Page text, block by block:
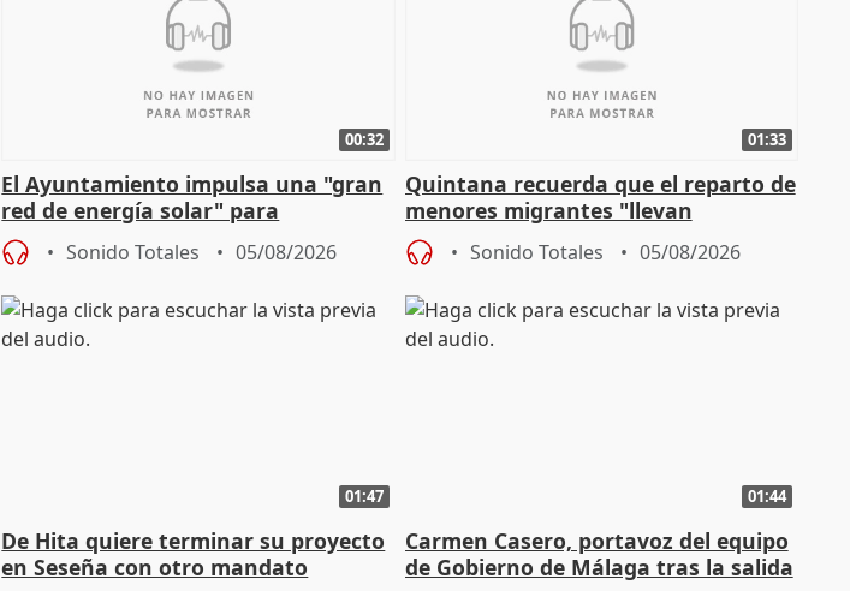
00:32
El Ayuntamiento impulsa una "gran
red de energía solar" para
autoconsumo
Sonido Totales 05/08/2026
01:33
Quintana recuerda que el reparto de
menores migrantes "llevan
aportación del Gobierno" central
Sonido Totales 05/08/2026
01:47
De Hita quiere terminar su proyecto
en Seseña con otro mandato
01:44
Carmen Casero, portavoz del equipo
de Gobierno de Málaga tras la salida